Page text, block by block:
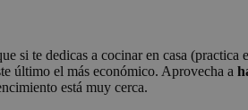
si te dedicas a cocinar en casa (practica
último el más económico. Aprovecha a
está muy cerca.